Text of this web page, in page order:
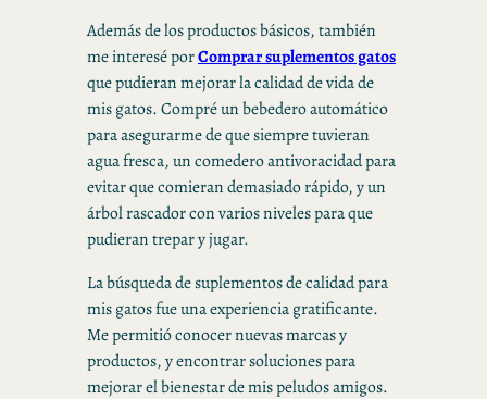
Además de los productos básicos, también
me interesé porComprar suplementos gatos
que pudieran mejorar la calidad de vida de
mis gatos. Compré un bebedero automático
para asegurarme de que siempre tuvieran
agua fresca, un comedero antivoracidad para
evitar que comieran demasiado rápido, y un
árbol rascador con varios niveles para que
pudieran trepar y jugar.
La búsqueda de suplementos de calidad para
mis gatos fue una experiencia gratificante.
Me permitió conocer nuevas marcas y
productos, y encontrar soluciones para
mejorar el bienestar de mis peludos amigos.